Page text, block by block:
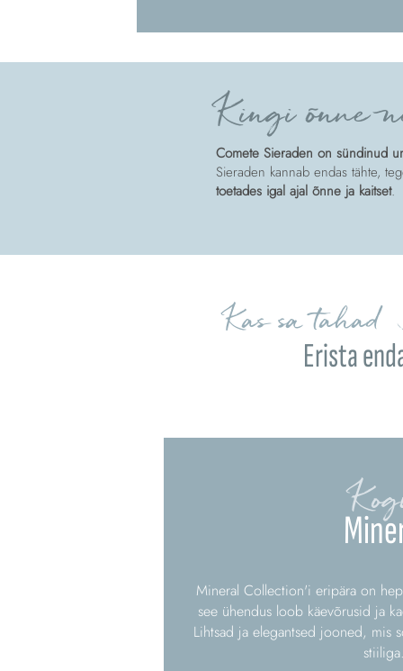
Kingi õnne
Comete Sieraden on sündinud
Sieraden kannab endas tähte,
toetades igal ajal õnne ja kaitset.
Kas sa tahad
Erista
Mineral Collection'i eripära on
see ühendus loob käevõrusid ja
Lihtsad ja elegantsed jooned, mis
stiiliga.